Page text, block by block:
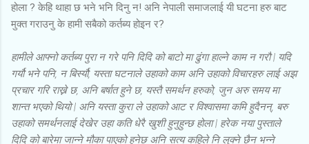
होला ? केहि थाहा छ भने भनि दिनु न! अनि नेपाली समाजलाई यी घटना हरु बाट
मुक्त गराउनु के हामी सबैको कर्तब्य होइन र?
हामीले आफ्नो कर्तब्य पुरा न गरे पनि दिदि को बाटो मा ढुंगा हाल्ने काम न गरौ | यदि
गर्यौ भने पनि, न बिर्स्यौ, यस्ता घटनाले उहाको काम अनि उहाको विचारहरु लाई अझ
प्रचार गरि राख्ने छ, अनि बर्षात हुने छ, यस्तै समर्थन हरुको, जुन अरु समय मा
शान्त भएको थियो | अनि यस्ता कुरा ले उहाको आट र विश्वासमा कमि हुदैनन्, बरु
उहाको समर्थनलाई देखेर उहा कति धेरै खुशी हुनुहुन्छ होला | हरेक नया पुस्ताले
दिदि को बारेमा जान्ने मौका पाएको हुनेछ अनि सत्य कहिले नि लुक्ने छैन भन्ने